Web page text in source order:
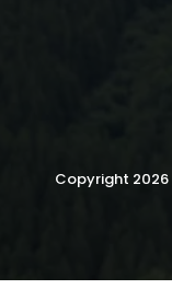
Copyright 2026